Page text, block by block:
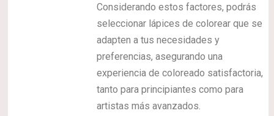
Considerando estos factores, podrás
seleccionar lápices de colorear que se
adapten a tus necesidades y
preferencias, asegurando una
experiencia de coloreado satisfactoria,
tanto para principiantes como para
artistas más avanzados.